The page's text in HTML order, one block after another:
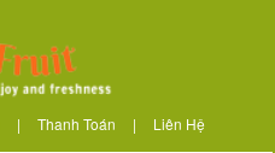
| Thanh Toán | Liên Hệ